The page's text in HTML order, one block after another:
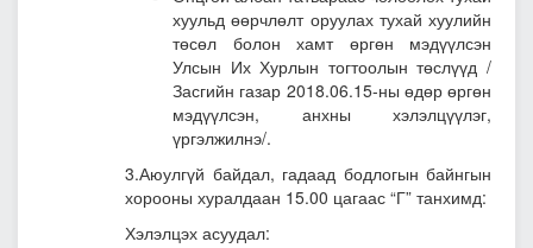
хуульд өөрчлөлт оруулах тухай хуулийн
төсөл болон хамт өргөн мэдүүлсэн
Улсын Их Хурлын тогтоолын төслүүд /
Засгийн газар 2018.06.15-ны өдөр өргөн
мэдүүлсэн, анхны хэлэлцүүлэг,
үргэлжилнэ/.
3.Аюулгүй байдал, гадаад бодлогын байнгын
хорооны хуралдаан 15.00 цагаас “Г” танхимд:
Хэлэлцэх асуудал: